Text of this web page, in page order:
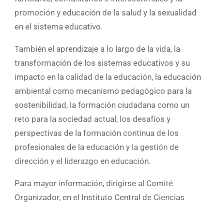
promoción y educación de la salud y la sexualidad
en el sistema educativo.
También el aprendizaje a lo largo de la vida, la
transformación de los sistemas educativos y su
impacto en la calidad de la educación, la educación
ambiental como mecanismo pedagógico para la
sostenibilidad, la formación ciudadana como un
reto para la sociedad actual, los desafíos y
perspectivas de la formación continua de los
profesionales de la educación y la gestión de
dirección y el liderazgo en educación.
Para mayor información, dirigirse al Comité
Organizador, en el Instituto Central de Ciencias